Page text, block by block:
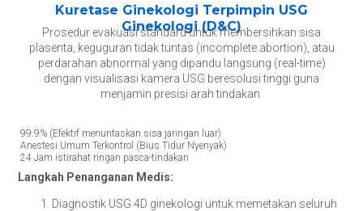
Kuretase Ginekologi Terpimpin USG
Ginekologi (D&C)
Prosedur evakuasi standard untuk membersihkan sisa
plasenta, keguguran tidak tuntas (incomplete abortion), atau
perdarahan abnormal yang dipandu langsung (real-time)
dengan visualisasi kamera USG beresolusi tinggi guna
menjamin presisi arah tindakan.
99.9% (Efektif menuntaskan sisa jaringan luar)
Anestesi Umum Terkontrol (Bius Tidur Nyenyak)
24 Jam istirahat ringan pasca-tindakan
Langkah Penanganan Medis:
Diagnostik USG 4D ginekologi untuk memetakan seluruh